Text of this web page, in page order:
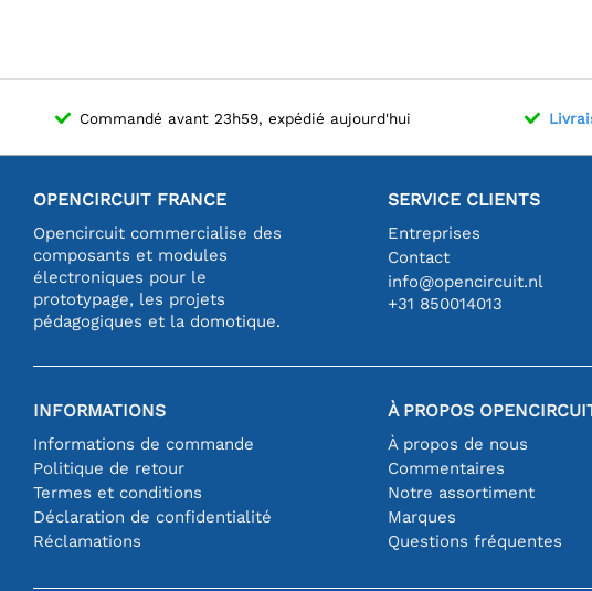
Commandé avant 23h59, expédié aujourd'hui
OPENCIRCUIT FRANCE
Opencircuit commercialise des
composants et modules
électroniques pour le
prototypage, les projets
pédagogiques et la domotique.
SERVICE CLIENTS
Entreprises
Contact
info@opencircuit.nl
+31 850014013
INFORMATIONS
Informations de commande
Politique de retour
Termes et conditions
Déclaration de confidentialité
Réclamations
À PROPOS
À propos de nous
Commentaires
Notre assortiment
Marques
Questions fréquentes